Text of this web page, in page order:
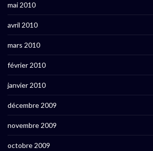
mai 2010
avril 2010
mars 2010
février 2010
janvier 2010
décembre 2009
novembre 2009
octobre 2009